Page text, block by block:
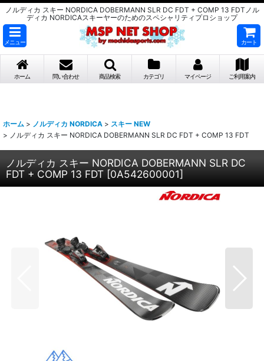
ノルディカ スキー NORDICA DOBERMANN SLR DC FDT + COMP 13 FDTノル
ディカ NORDICAスキーヤーのためのスペシャリティプロショップ
メニュー カート
ホーム 問い合わせ 商品検索 カテゴリ マイページ ご利用案内
ホーム > ノルディカ NORDICA > スキー NEW
> ノルディカ スキー NORDICA DOBERMANN SLR DC FDT + COMP 13 FDT
ノルディカ スキー NORDICA DOBERMANN SLR DC
FDT + COMP 13 FDT [0A542600001]